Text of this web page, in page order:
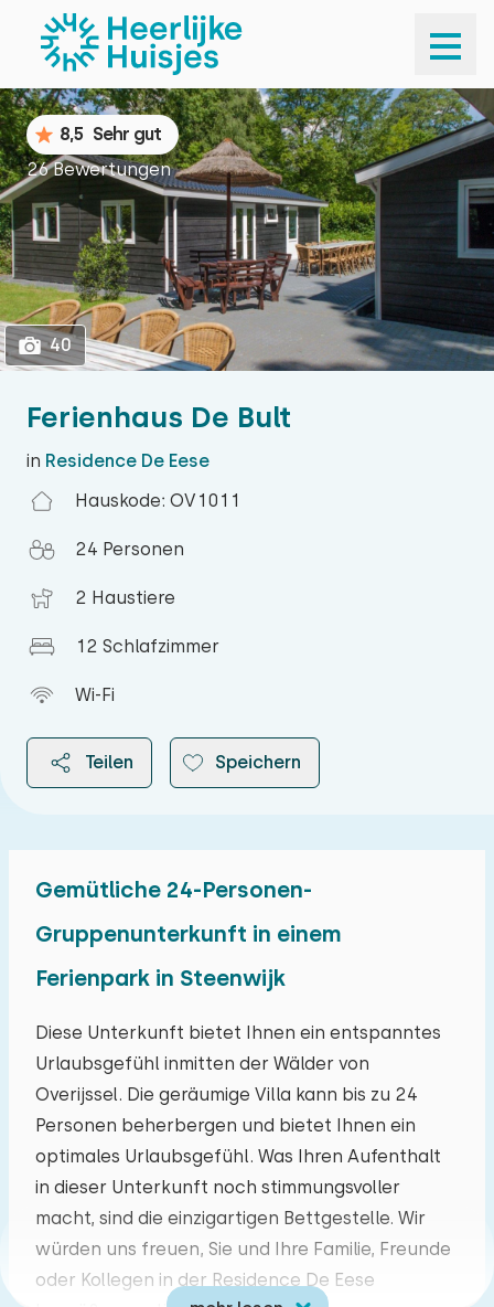
1
Ferienhaus De Bult
in Residence De Eese
Hauskode: OV1011
24 Personen
2 Haustiere
12 Schlafzimmer
Wi-Fi
Teilen Speichern
8,5 Sehr gut
26 Bewertungen
40
Gemütliche 24-Personen-
Gruppenunterkunft in einem
Ferienpark in Steenwijk
Diese Unterkunft bietet Ihnen ein entspanntes
Urlaubsgefühl inmitten der Wälder von
Overijssel. Die geräumige Villa kann bis zu 24
Personen beherbergen und bietet Ihnen ein
optimales Urlaubsgefühl. Was Ihren Aufenthalt
in dieser Unterkunft noch stimmungsvoller
macht, sind die einzigartigen Bettgestelle. Wir
würden uns freuen, Sie und Ihre Familie, Freunde
oder Kollegen in der Residence De Eese
August 2026
Mo Di Mi Do Fr Sa So
27 28 29 30 31 01
03 04 05 06 07 08 09
10 11 12 13 14 15
17 18 19 20 21 22 23